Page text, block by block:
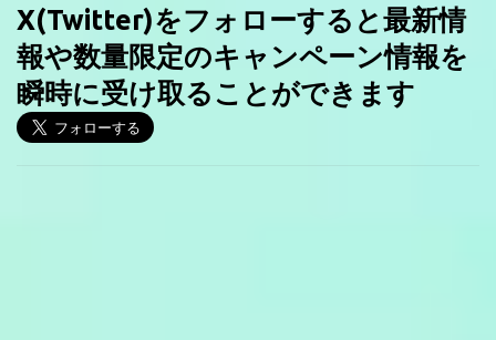
X(Twitter)をフォローすると最新情
報や数量限定のキャンペーン情報を
瞬時に受け取ることができます